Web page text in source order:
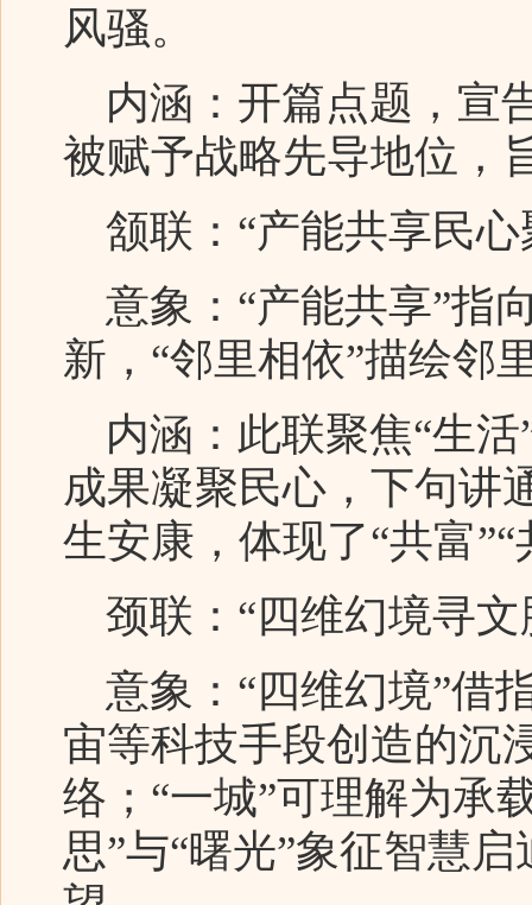
风骚。
内涵：开篇点题，宣
被赋予战略先导地位，
颔联：“产能共享民心
意象：“产能共享”指
新，“邻里相依”描绘邻
内涵：此联聚焦“生活
成果凝聚民心，下句讲
生安康，体现了“共富
颈联：“四维幻境寻文
意象：“四维幻境”借
宙等科技手段创造的沉
络；“一城”可理解为承
思”与“曙光”象征智慧